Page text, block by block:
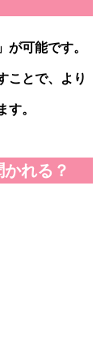
が可能です。
ことで、より
す。
れる？